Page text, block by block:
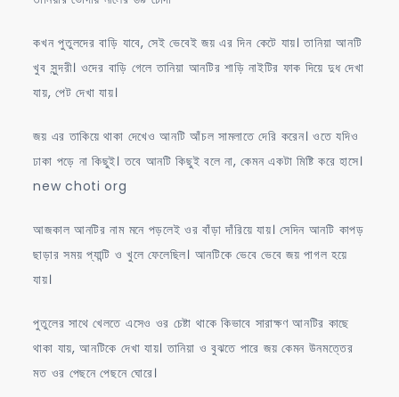
কখন পুতুলদের বাড়ি যাবে, সেই ভেবেই জয় এর দিন কেটে যায়। তানিয়া আনটি
খুব সুন্দরী। ওদের বাড়ি গেলে তানিয়া আনটির শাড়ি নাইটির ফাক দিয়ে দুধ দেখা
যায়, পেট দেখা যায়।
জয় এর তাকিয়ে থাকা দেখেও আনটি আঁচল সামলাতে দেরি করেন। ওতে যদিও
ঢাকা পড়ে না কিছুই। তবে আনটি কিছুই বলে না, কেমন একটা মিষ্টি করে হাসে।
new choti org
আজকাল আনটির নাম মনে পড়লেই ওর বাঁড়া দাঁরিয়ে যায়। সেদিন আনটি কাপড়
ছাড়ার সময় প্যান্টি ও খুলে ফেলেছিল। আনটিকে ভেবে ভেবে জয় পাগল হয়ে
যায়।
পুতুলের সাথে খেলতে এসেও ওর চেষ্টা থাকে কিভাবে সারাক্ষণ আনটির কাছে
থাকা যায়, আনটিকে দেখা যায়। তানিয়া ও বুঝতে পারে জয় কেমন উনমত্তের
মত ওর পেছনে পেছনে ঘোরে।